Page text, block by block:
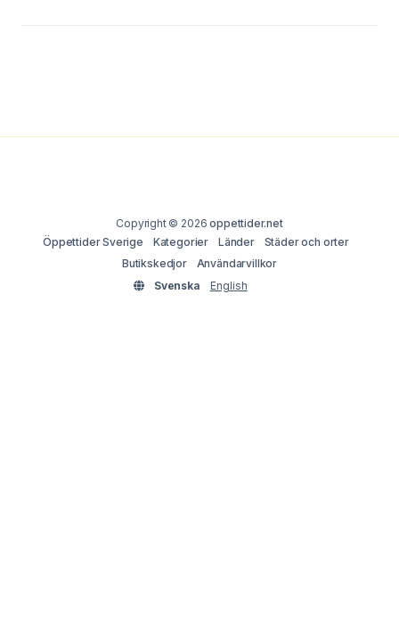
Copyright © 2026oppettider.net
Öppettider Sverige
Kategorier Länder
Städer och orter
Butikskedjor
Användarvillkor
Svenska
English